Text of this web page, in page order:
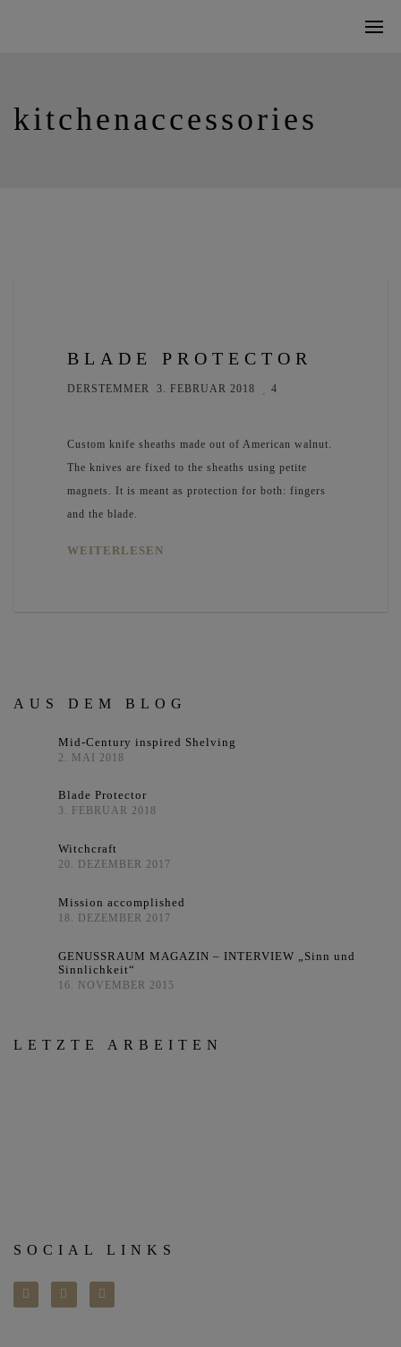
kitchenaccessories
BLADE PROTECTOR
DERSTEMMER 3. FEBRUAR 2018 4
Custom knife sheaths made out of American walnut.
The knives are fixed to the sheaths using petite
magnets. It is meant as protection for both: fingers
and the blade.
WEITERLESEN
AUS DEM BLOG
Mid-Century inspired Shelving
2. MAI 2018
Blade Protector
3. FEBRUAR 2018
Witchcraft
20. DEZEMBER 2017
Mission accomplished
18. DEZEMBER 2017
GENUSSRAUM MAGAZIN – INTERVIEW „Sinn und
Sinnlichkeit“
16. NOVEMBER 2015
LETZTE ARBEITEN
SOCIAL LINKS